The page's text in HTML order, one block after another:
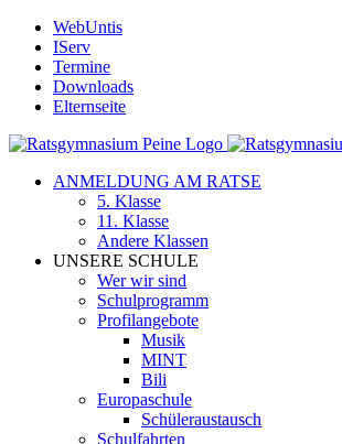
Zum
Inhalt
springen
WebUntis
IServ
Termine
Downloads
Elternseite
ANMELDUNG AM RATSE
5. Klasse
11. Klasse
Andere Klassen
UNSERE SCHULE
Wer wir sind
Schulprogramm
Profilangebote
Musik
MINT
Bili
Europaschule
Schüleraustausch
Schulfahrten